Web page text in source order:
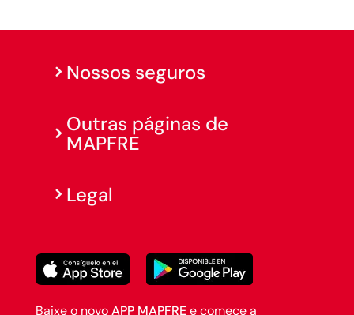
Nossos seguros
Outras páginas de
MAPFRE
Legal
Baixe o novoAPP MAPFREe comece a